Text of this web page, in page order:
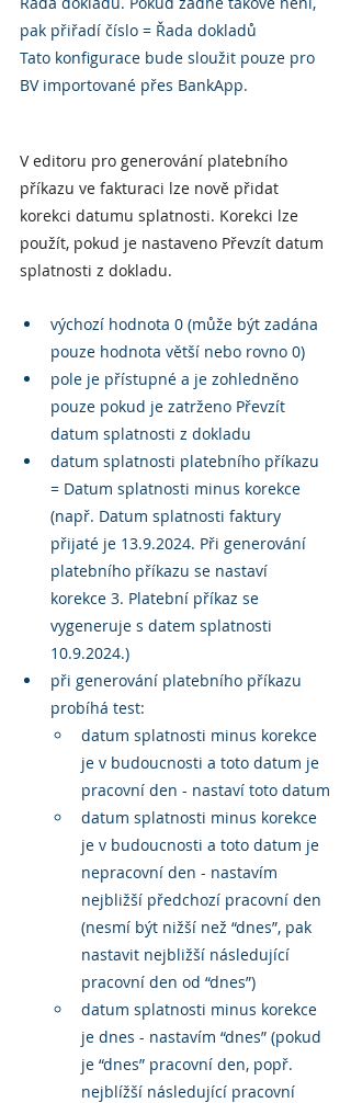
pak přiřadí číslo = Řada dokladů
Tato konfigurace bude sloužit pouze pro
BV importované přes BankApp.
V editoru pro generování platebního
příkazu ve fakturaci lze nově přidat
korekci datumu splatnosti. Korekci lze
použít, pokud je nastaveno Převzít datum
splatnosti z dokladu.
výchozí hodnota 0 (může být zadána
pouze hodnota větší nebo rovno 0)
pole je přístupné a je zohledněno
pouze pokud je zatrženo Převzít
datum splatnosti z dokladu
datum splatnosti platebního příkazu
= Datum splatnosti minus korekce
(např. Datum splatnosti faktury
přijaté je 13.9.2024. Při generování
platebního příkazu se nastaví
korekce 3. Platební příkaz se
vygeneruje s datem splatnosti
10.9.2024.)
při generování platebního příkazu
probíhá test:
datum splatnosti minus korekce
je v budoucnosti a toto datum je
pracovní den - nastaví toto datum
datum splatnosti minus korekce
je v budoucnosti a toto datum je
nepracovní den - nastavím
nejbližší předchozí pracovní den
(nesmí být nižší než “dnes”, pak
nastavit nejbližší následující
pracovní den od “dnes”)
datum splatnosti minus korekce
je dnes - nastavím “dnes” (pokud
je “dnes” pracovní den, popř.
nejblížší následující pracovní